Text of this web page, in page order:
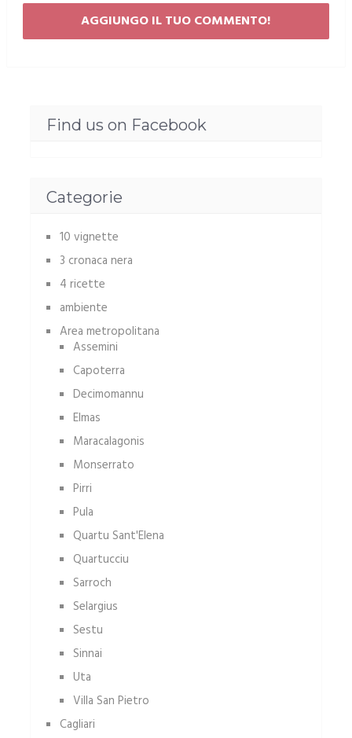
Find us on Facebook
Categorie
10 vignette
3 cronaca nera
4 ricette
ambiente
Area metropolitana
Assemini
Capoterra
Decimomannu
Elmas
Maracalagonis
Monserrato
Pirri
Pula
Quartu Sant'Elena
Quartucciu
Sarroch
Selargius
Sestu
Sinnai
Uta
Villa San Pietro
Cagliari